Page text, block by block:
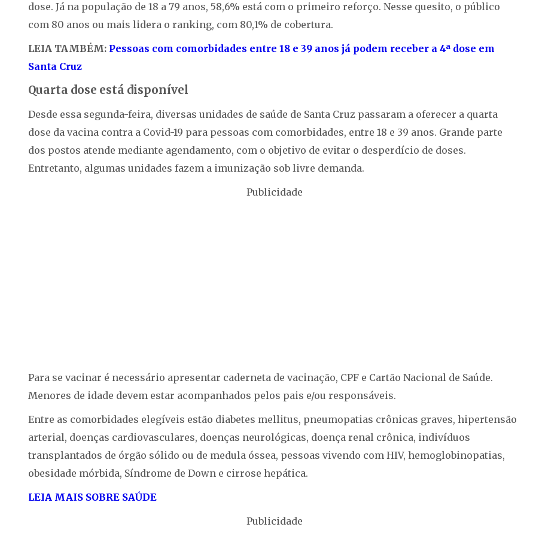
dose. Já na população de 18 a 79 anos, 58,6% está com o primeiro reforço. Nesse quesito, o público
com 80 anos ou mais lidera o ranking, com 80,1% de cobertura.
LEIA TAMBÉM: Pessoas com comorbidades entre 18 e 39 anos já podem receber a 4ª dose em
Santa Cruz
Quarta dose está disponível
Desde essa segunda-feira, diversas unidades de saúde de Santa Cruz passaram a oferecer a quarta
dose da vacina contra a Covid-19 para pessoas com comorbidades, entre 18 e 39 anos. Grande parte
dos postos atende mediante agendamento, com o objetivo de evitar o desperdício de doses.
Entretanto, algumas unidades fazem a imunização sob livre demanda.
Publicidade
Para se vacinar é necessário apresentar caderneta de vacinação, CPF e Cartão Nacional de Saúde.
Menores de idade devem estar acompanhados pelos pais e/ou responsáveis.
Entre as comorbidades elegíveis estão diabetes mellitus, pneumopatias crônicas graves, hipertensão
arterial, doenças cardiovasculares, doenças neurológicas, doença renal crônica, indivíduos
transplantados de órgão sólido ou de medula óssea, pessoas vivendo com HIV, hemoglobinopatias,
obesidade mórbida, Síndrome de Down e cirrose hepática.
LEIA MAIS SOBRE SAÚDE
Publicidade